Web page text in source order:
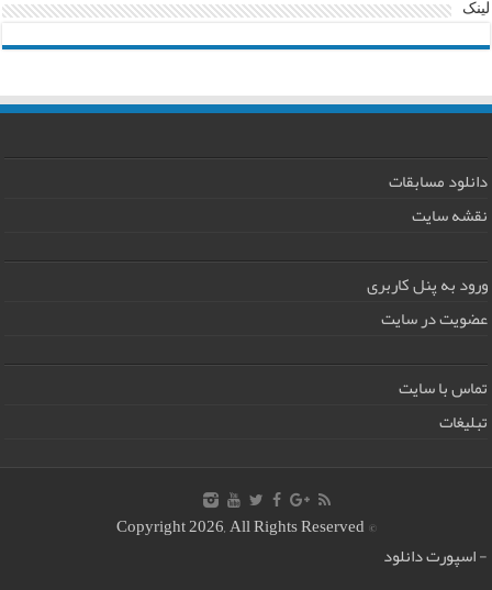
لینک
دانلود مسابقات
نقشه سایت
ورود به پنل کاربری
عضویت در سایت
تماس با سایت
تبلیغات
© Copyright 2026, All Rights Reserved
-اسپورت دانلود